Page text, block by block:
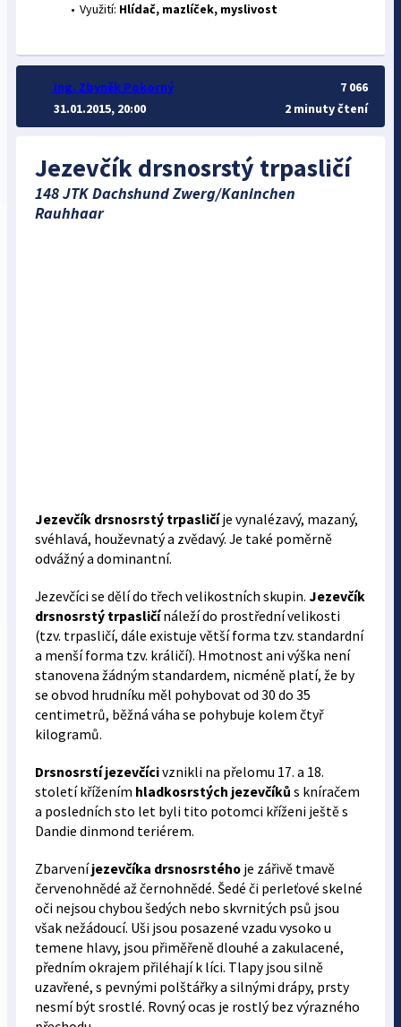
Jezevčík drsnosrstý trpasličí
148 JTK Dachshund Zwerg/Kaninchen
Rauhhaar
Jezevčík drsnosrstý trpasličíje vynalézavý, mazaný,
svéhlavá, houževnatý a zvědavý. Je také poměrně
odvážný a dominantní.
Jezevčíci se dělí do třech velikostních skupin. Jezevčík
drsnosrstý trpasličínáleží do prostřední velikosti
(tzv. trpasličí, dále existuje větší forma tzv. standardní
a menší forma tzv. králičí). Hmotnost ani výška není
stanovena žádným standardem, nicméně platí, že by
se obvod hrudníku měl pohybovat od 30 do 35
centimetrů, běžná váha se pohybuje kolem čtyř
kilogramů.
Drsnosrstí jezevčícivznikli na přelomu 17. a 18.
století křížením hladkosrstých jezevčíků s kníračem
a posledních sto let byli tito potomci kříženi ještě s
Dandie dinmond teriérem.
Zbarveníjezevčíka drsnosrstého je zářivě tmavě
červenohnědé až černohnědé. Šedé či perleťové skelné
oči nejsou chybou šedých nebo skvrnitých psů jsou
však nežádoucí. Uši jsou posazené vzadu vysoko u
temene hlavy, jsou přiměřeně dlouhé a zakulacené,
předním okrajem přiléhají k líci. Tlapy jsou silně
uzavřené, s pevnými polštářky a silnými drápy, prsty
nesmí být srostlé. Rovný ocas je rostlý bez výrazného
Využití: Hlídač, mazlíček, myslivost
Ing. Zbyněk Pokorný
31.01.2015, 20:00
7 066
2 minuty čtení